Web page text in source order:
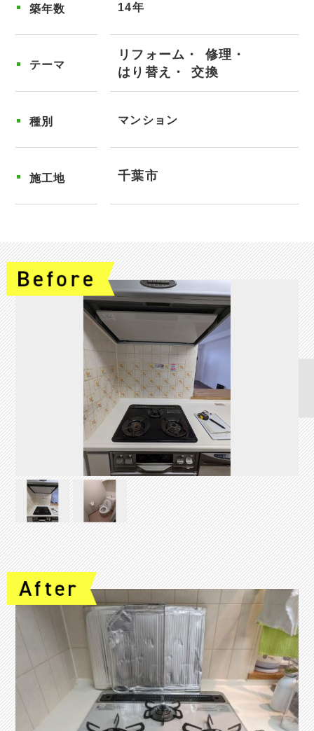
築年数 14年
テーマ
リフォーム
修理
はり替え
交換
種別 マンション
施工地 千葉市